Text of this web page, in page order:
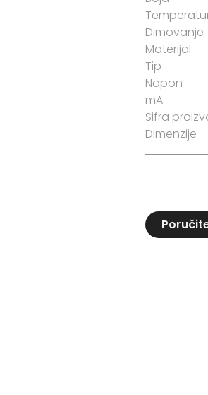
Dimovanje
Materijal
Tip
Napon
mA
Šifra
Dimenzije